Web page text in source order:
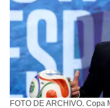
FOTO DE ARCHIVO. Copa